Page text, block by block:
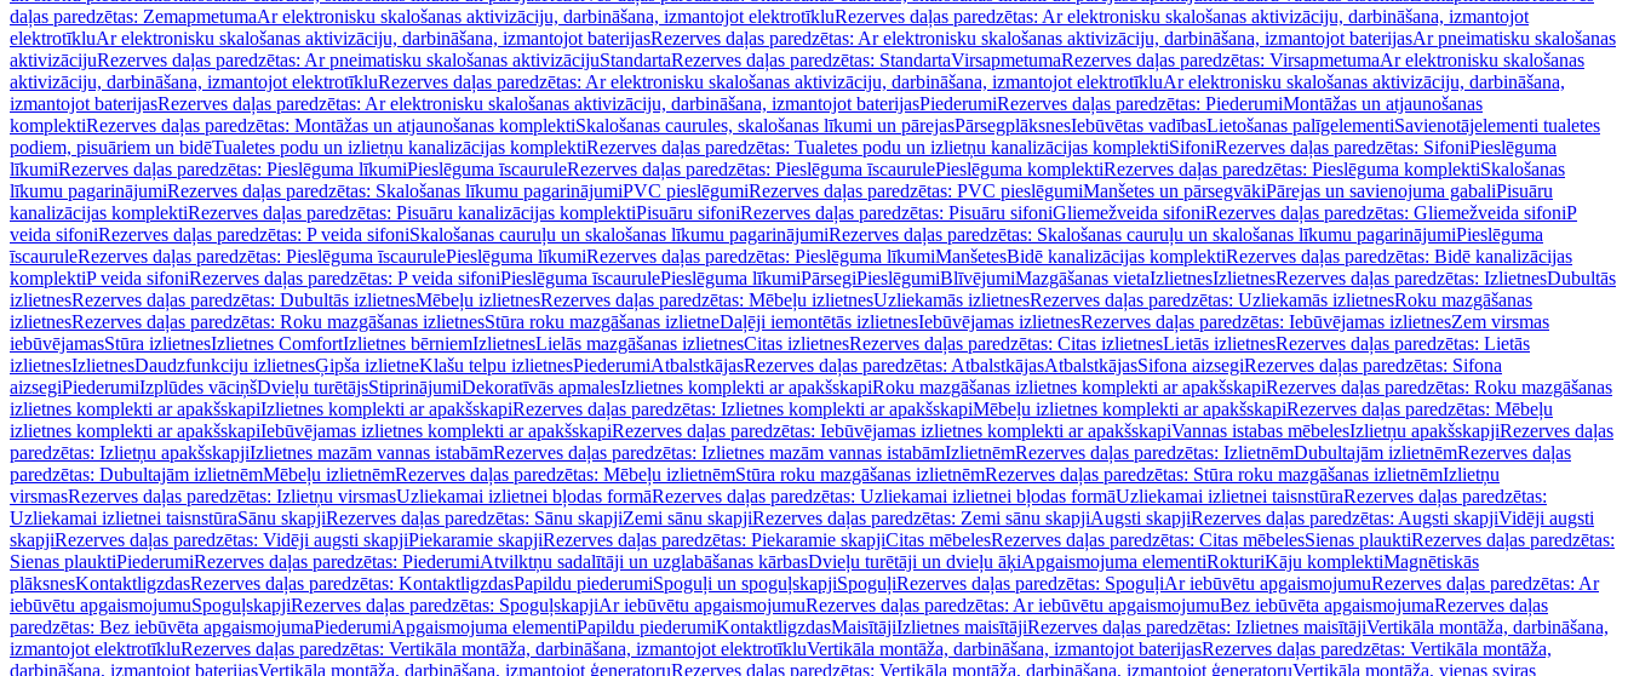
daļas paredzētas: ZemapmetumaAr elektronisku skalošanas aktivizāciju, darbināšana, izmantojot elektrotīkluRezerves daļas paredzētas: Ar elektronisku skalošanas aktivizāciju, darbināšana, izmantojot
elektrotīkluAr elektronisku skalošanas aktivizāciju, darbināšana, izmantojot baterijasRezerves daļas paredzētas: Ar elektronisku skalošanas aktivizāciju, darbināšana, izmantojot baterijasAr pneimatisku skalošanas
aktivizācijuRezerves daļas paredzētas: Ar pneimatisku skalošanas aktivizācijuStandartaRezerves daļas paredzētas: StandartaVirsapmetumaRezerves daļas paredzētas: VirsapmetumaAr elektronisku skalošanas
aktivizāciju, darbināšana, izmantojot elektrotīkluRezerves daļas paredzētas: Ar elektronisku skalošanas aktivizāciju, darbināšana, izmantojot elektrotīkluAr elektronisku skalošanas aktivizāciju, darbināšana,
izmantojot baterijasRezerves daļas paredzētas: Ar elektronisku skalošanas aktivizāciju, darbināšana, izmantojot baterijasPiederumiRezerves daļas paredzētas: PiederumiMontāžas un atjaunošanas
komplektiRezerves daļas paredzētas: Montāžas un atjaunošanas komplektiSkalošanas caurules, skalošanas līkumi un pārejasPārsegplāksnesIebūvētas vadībasLietošanas palīgelementiSavienotājelementi tualetes
podiem, pisuāriem un bidēTualetes podu un izlietņu kanalizācijas komplektiRezerves daļas paredzētas: Tualetes podu un izlietņu kanalizācijas komplektiSifoniRezerves daļas paredzētas: SifoniPieslēguma
līkumiRezerves daļas paredzētas: Pieslēguma līkumiPieslēguma īscauruleRezerves daļas paredzētas: Pieslēguma īscaurulePieslēguma komplektiRezerves daļas paredzētas: Pieslēguma komplektiSkalošanas
līkumu pagarinājumiRezerves daļas paredzētas: Skalošanas līkumu pagarinājumiPVC pieslēgumiRezerves daļas paredzētas: PVC pieslēgumiManšetes un pārsegvākiPārejas un savienojuma gabaliPisuāru
kanalizācijas komplektiRezerves daļas paredzētas: Pisuāru kanalizācijas komplektiPisuāru sifoniRezerves daļas paredzētas: Pisuāru sifoniGliemežveida sifoniRezerves daļas paredzētas: Gliemežveida sifoniP
veida sifoniRezerves daļas paredzētas: P veida sifoniSkalošanas cauruļu un skalošanas līkumu pagarinājumiRezerves daļas paredzētas: Skalošanas cauruļu un skalošanas līkumu pagarinājumiPieslēguma
īscauruleRezerves daļas paredzētas: Pieslēguma īscaurulePieslēguma līkumiRezerves daļas paredzētas: Pieslēguma līkumiManšetesBidē kanalizācijas komplektiRezerves daļas paredzētas: Bidē kanalizācijas
komplektiP veida sifoniRezerves daļas paredzētas: P veida sifoniPieslēguma īscaurulePieslēguma līkumiPārsegiPieslēgumiBlīvējumiMazgāšanas vietaIzlietnesIzlietnesRezerves daļas paredzētas: IzlietnesDubultās
izlietnesRezerves daļas paredzētas: Dubultās izlietnesMēbeļu izlietnesRezerves daļas paredzētas: Mēbeļu izlietnesUzliekamās izlietnesRezerves daļas paredzētas: Uzliekamās izlietnesRoku mazgāšanas
izlietnesRezerves daļas paredzētas: Roku mazgāšanas izlietnesStūra roku mazgāšanas izlietneDaļēji iemontētās izlietnesIebūvējamas izlietnesRezerves daļas paredzētas: Iebūvējamas izlietnesZem virsmas
iebūvējamasStūra izlietnesIzlietnes ComfortIzlietnes bērniemIzlietnesLielās mazgāšanas izlietnesCitas izlietnesRezerves daļas paredzētas: Citas izlietnesLietās izlietnesRezerves daļas paredzētas: Lietās
izlietnesIzlietnesDaudzfunkciju izlietnesĢipša izlietneKlašu telpu izlietnesPiederumiAtbalstkājasRezerves daļas paredzētas: AtbalstkājasAtbalstkājasSifona aizsegiRezerves daļas paredzētas: Sifona
aizsegiPiederumiIzplūdes vāciņšDvieļu turētājsStiprinājumiDekoratīvās apmalesIzlietnes komplekti ar apakšskapiRoku mazgāšanas izlietnes komplekti ar apakšskapiRezerves daļas paredzētas: Roku mazgāšanas
izlietnes komplekti ar apakšskapiIzlietnes komplekti ar apakšskapiRezerves daļas paredzētas: Izlietnes komplekti ar apakšskapiMēbeļu izlietnes komplekti ar apakšskapiRezerves daļas paredzētas: Mēbeļu
izlietnes komplekti ar apakšskapiIebūvējamas izlietnes komplekti ar apakšskapiRezerves daļas paredzētas: Iebūvējamas izlietnes komplekti ar apakšskapiVannas istabas mēbelesIzlietņu apakšskapjiRezerves daļas
paredzētas: Izlietņu apakšskapjiIzlietnes mazām vannas istabāmRezerves daļas paredzētas: Izlietnes mazām vannas istabāmIzlietnēmRezerves daļas paredzētas: IzlietnēmDubultajām izlietnēmRezerves daļas
paredzētas: Dubultajām izlietnēmMēbeļu izlietnēmRezerves daļas paredzētas: Mēbeļu izlietnēmStūra roku mazgāšanas izlietnēmRezerves daļas paredzētas: Stūra roku mazgāšanas izlietnēmIzlietņu
virsmasRezerves daļas paredzētas: Izlietņu virsmasUzliekamai izlietnei bļodas formāRezerves daļas paredzētas: Uzliekamai izlietnei bļodas formāUzliekamai izlietnei taisnstūraRezerves daļas paredzētas:
Uzliekamai izlietnei taisnstūraSānu skapjiRezerves daļas paredzētas: Sānu skapjiZemi sānu skapjiRezerves daļas paredzētas: Zemi sānu skapjiAugsti skapjiRezerves daļas paredzētas: Augsti skapjiVidēji augsti
skapjiRezerves daļas paredzētas: Vidēji augsti skapjiPiekaramie skapjiRezerves daļas paredzētas: Piekaramie skapjiCitas mēbelesRezerves daļas paredzētas: Citas mēbelesSienas plauktiRezerves daļas paredzētas:
Sienas plauktiPiederumiRezerves daļas paredzētas: PiederumiAtvilktņu sadalītāji un uzglabāšanas kārbasDvieļu turētāji un dvieļu āķiApgaismojuma elementiRokturiKāju komplektiMagnētiskās
plāksnesKontaktligzdasRezerves daļas paredzētas: KontaktligzdasPapildu piederumiSpoguļi un spoguļskapjiSpoguļiRezerves daļas paredzētas: SpoguļiAr iebūvētu apgaismojumuRezerves daļas paredzētas: Ar
iebūvētu apgaismojumuSpoguļskapjiRezerves daļas paredzētas: SpoguļskapjiAr iebūvētu apgaismojumuRezerves daļas paredzētas: Ar iebūvētu apgaismojumuBez iebūvēta apgaismojumaRezerves daļas
paredzētas: Bez iebūvēta apgaismojumaPiederumiApgaismojuma elementiPapildu piederumiKontaktligzdasMaisītājiIzlietnes maisītājiRezerves daļas paredzētas: Izlietnes maisītājiVertikāla montāža, darbināšana,
izmantojot elektrotīkluRezerves daļas paredzētas: Vertikāla montāža, darbināšana, izmantojot elektrotīkluVertikāla montāža, darbināšana, izmantojot baterijasRezerves daļas paredzētas: Vertikāla montāža,
darbināšana, izmantojot baterijasVertikāla montāža, darbināšana, izmantojot ģeneratoruRezerves daļas paredzētas: Vertikāla montāža, darbināšana, izmantojot ģeneratoruVertikāla montāža, vienas sviras